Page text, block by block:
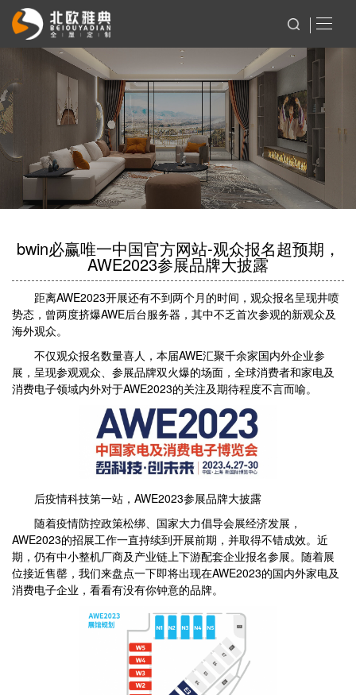
bwin必赢唯一中国官方网站-观众报名超预期，
AWE2023参展品牌大披露
距离AWE2023开展还有不到两个月的时间，观众报名呈现井喷
势态，曾两度挤爆AWE后台服务器，其中不乏首次参观的新观众及
海外观众。
不仅观众报名数量喜人，本届AWE汇聚千余家国内外企业参
展，呈现参观观众、参展品牌双火爆的场面，全球消费者和家电及
消费电子领域内外对于AWE2023的关注及期待程度不言而喻。
后疫情科技第一站，AWE2023参展品牌大披露
随着疫情防控政策松绑、国家大力倡导会展经济发展，
AWE2023的招展工作一直持续到开展前期，并取得不错成效。近
期，仍有中小整机厂商及产业链上下游配套企业报名参展。随着展
位接近售罄，我们来盘点一下即将出现在AWE2023的国内外家电及
消费电子企业，看看有没有你钟意的品牌。